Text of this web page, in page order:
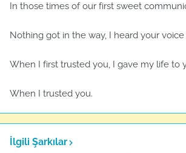
In those times of our first sweet
Nothing got in the way, I heard your voice
When I first trusted you, I gave my life to
When I trusted you.
İlgili Şarkılar